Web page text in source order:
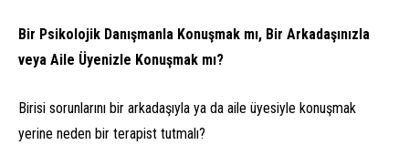
Bir Psikolojik Danışmanla Konuşmak mı, Bir Arkadaşınızla
veya Aile Üyenizle Konuşmak mı?
Birisi sorunlarını bir arkadaşıyla ya da aile üyesiyle konuşmak
yerine neden bir terapist tutmalı?